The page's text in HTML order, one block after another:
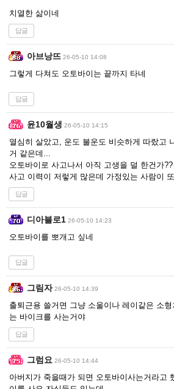
치열한 삶이네
답글
아브낭뜨 26-05-10 14:08
그렇게 다쳐도 오토바이는 끝까지 타네
답글
윤10월생 26-05-10 14:15
열심히 살았고, 운도 불운도 비슷하게 따랐고
거 같은데...
오토바이로 사고나서 아직 고생을 덜 한건가
사고 이력이 저렇게 많은데 가정있는 사람이
답글
디아블로1 26-05-10 14:23
오토바이를 뽀개고 싶네
답글
그림자 26-05-10 14:39
출퇴근용 쓸거면 그냥 소울이나 레이같은 소
는 바이크를 사는거야
답글
그럼요 26-05-10 14:44
아버지가 죽을때가 되면 오토바이사는거라고